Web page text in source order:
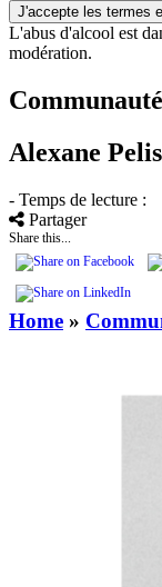
J'accepte les termes
L'abus d'alcool est
modération.
Communauté
Alexane
- Temps de lecture :
Partager
Share this...
Home »